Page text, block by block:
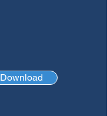
Download